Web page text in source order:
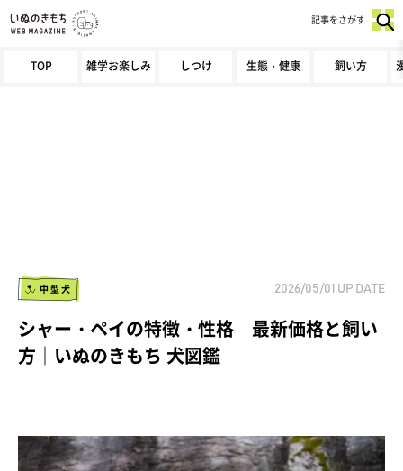
TOP 雑学お楽しみ しつけ 生態・健康 飼い方
記事をさがす
中型犬 2026/05/01 UP DATE
シャー・ペイの特徴・性格 最新価格と飼い
方｜いぬのきもち 犬図鑑